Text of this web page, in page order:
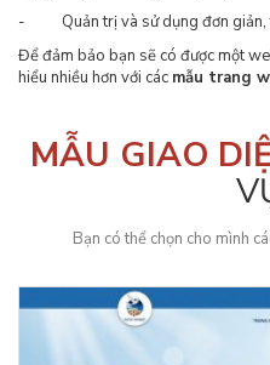
- Quản trị và sử dụng đơn giản,
Để đảm bảo bạn sẽ có được một
hiểu nhiều hơn với các mẫu trang
MẪU GIAO
Bạn có thể chọn cho mình